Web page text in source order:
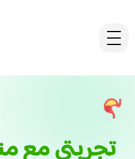
تجربتي مع